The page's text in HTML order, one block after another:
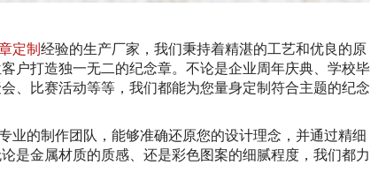
定制 经验的生产厂家，我们秉持着精湛的工艺和优良的原
户打造独一无二的纪念章。不论是企业周年庆典、学校毕
、比赛活动等等，我们都能为您量身定制符合主题的纪念
业的制作团队，能够准确还原您的设计理念，并通过精细
是金属材质的质感、还是彩色图案的细腻程度，我们都力